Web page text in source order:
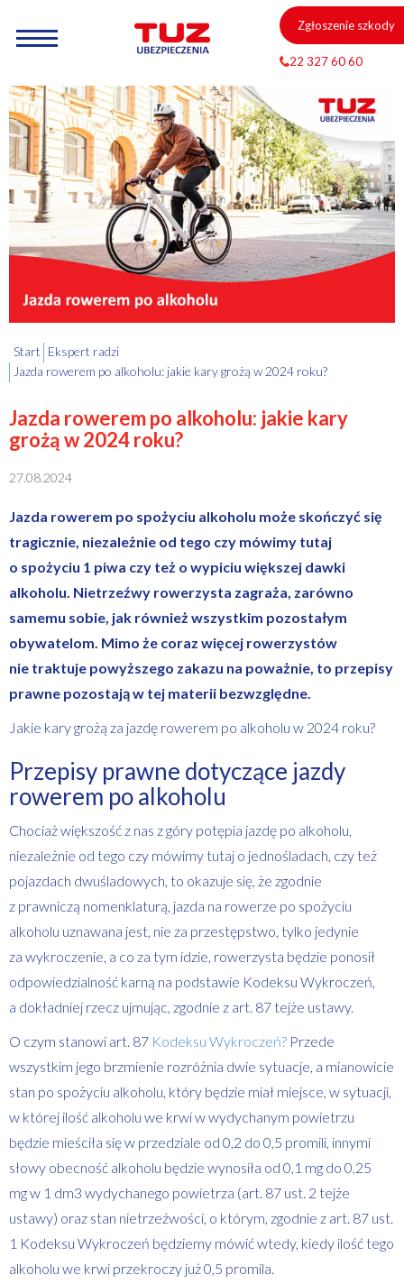
Zgłoszenie szkody
22 327 60 60
Start Ekspert radzi
Jazda rowerem po alkoholu: jakie kary grożą w 2024 roku?
Jazda rowerem po alkoholu: jakie kary
grożą w 2024 roku?
27.08.2024
Jazda rowerem po spożyciu alkoholu może skończyć się
tragicznie, niezależnie od tego czy mówimy tutaj
o spożyciu 1 piwa czy też o wypiciu większej dawki
alkoholu. Nietrzeźwy rowerzysta zagraża, zarówno
samemu sobie, jak również wszystkim pozostałym
obywatelom. Mimo że coraz więcej rowerzystów
nie traktuje powyższego zakazu na poważnie, to przepisy
prawne pozostają w tej materii bezwzględne.
Jakie kary grożą za jazdę rowerem po alkoholu w 2024 roku?
Przepisy prawne dotyczące jazdy
rowerem po alkoholu
Chociaż większość z nas z góry potępia jazdę po alkoholu,
niezależnie od tego czy mówimy tutaj o jednośladach, czy też
pojazdach dwuśladowych, to okazuje się, że zgodnie
z prawniczą nomenklaturą, jazda na rowerze po spożyciu
alkoholu uznawana jest, nie za przestępstwo, tylko jedynie
za wykroczenie, a co za tym idzie, rowerzysta będzie ponosił
odpowiedzialność karną na podstawie Kodeksu Wykroczeń,
a dokładniej rzecz ujmując, zgodnie z art. 87 tejże ustawy.
O czym stanowi art. 87 Kodeksu Wykroczeń? Przede
wszystkim jego brzmienie rozróżnia dwie sytuacje, a mianowicie
stan po spożyciu alkoholu, który będzie miał miejsce, w sytuacji,
w której ilość alkoholu we krwi w wydychanym powietrzu
będzie mieściła się w przedziale od 0,2 do 0,5 promili, innymi
słowy obecność alkoholu będzie wynosiła od 0,1 mg do 0,25
mg w 1 dm3 wydychanego powietrza (art. 87 ust. 2 tejże
ustawy) oraz stan nietrzeźwości, o którym, zgodnie z art. 87 ust.
1 Kodeksu Wykroczeń będziemy mówić wtedy, kiedy ilość tego
alkoholu we krwi przekroczy już 0,5 promila.